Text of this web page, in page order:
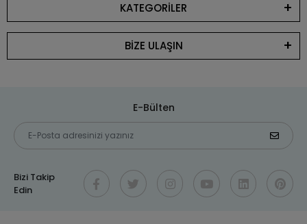
KATEGORİLER
BİZE ULAŞIN
E-Bülten
Bizi Takip
Edin